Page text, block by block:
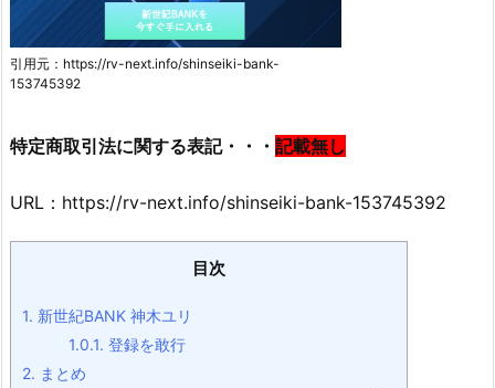
引用元：https://rv-next.info/shinseiki-bank-
153745392
特定商取引法に関する表記・・・ 記載無し
URL：https://rv-next.info/shinseiki-bank-153745392
目次
1. 新世紀BANK 神木ユリ
1.0.1. 登録を敢行
2. まとめ